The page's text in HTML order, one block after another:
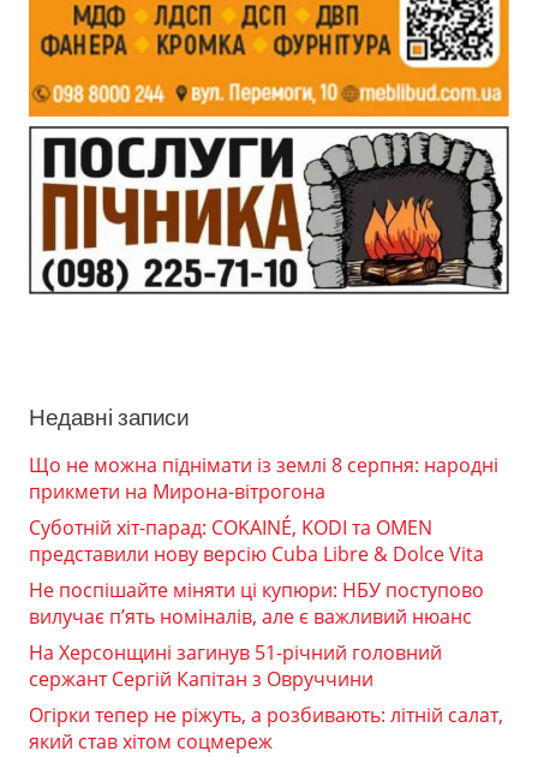
Недавні записи
Що не можна піднімати із землі 8 серпня: народні
прикмети на Мирона-вітрогона
Суботній хіт-парад: COKAINÉ, KODI та OMEN
представили нову версію Cuba Libre & Dolce Vita
Не поспішайте міняти ці купюри: НБУ поступово
вилучає п’ять номіналів, але є важливий нюанс
На Херсонщині загинув 51-річний головний
сержант Сергій Капітан з Овруччини
Огірки тепер не ріжуть, а розбивають: літній салат,
який став хітом соцмереж